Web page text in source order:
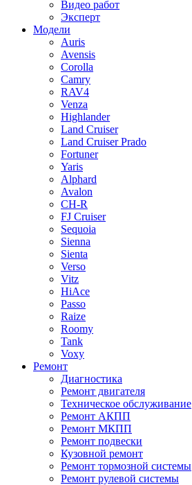
Видео работ
Эксперт
Модели
Auris
Avensis
Corolla
Camry
RAV4
Venza
Highlander
Land Cruiser
Land Cruiser Prado
Fortuner
Yaris
Alphard
Avalon
CH-R
FJ Cruiser
Sequoia
Sienna
Sienta
Verso
Vitz
HiAce
Passo
Raize
Roomy
Tank
Voxy
Ремонт
Диагностика
Ремонт двигателя
Техническое обслуживание
Ремонт АКПП
Ремонт МКПП
Ремонт подвески
Кузовной ремонт
Ремонт тормозной системы
Ремонт рулевой системы